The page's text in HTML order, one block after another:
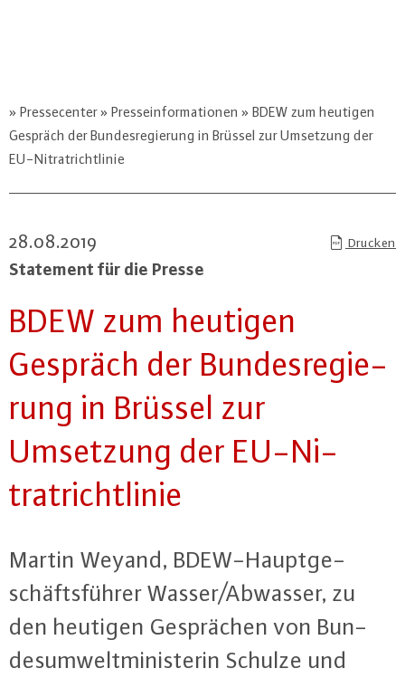
Pressecenter Presseinformationen
BDEW zum heutigen
Gespräch der Bundesregierung in Brüssel zur Umsetzung der
EU-Nitratrichtlinie
28.08.2019 Drucken
Statement für die Presse
BDEW zum heutigen
Gespräch der Bun­des­re­gie­
rung in Brüssel zur
Umsetzung der EU-Ni­
tratricht­li­nie
Martin Weyand, BDEW-Haupt­ge­
schäfts­füh­rer Wasser/Abwasser, zu
den heutigen Ge­sprä­chen von Bun­
des­um­welt­mi­nis­te­rin Schulze und